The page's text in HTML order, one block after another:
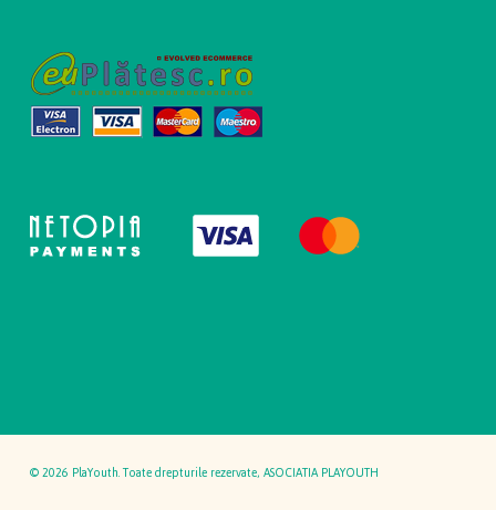
© 2026 PlaYouth. Toate drepturile rezervate, ASOCIATIA PLAYOUTH